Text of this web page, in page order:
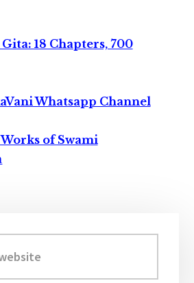
18 Chapters, 700
Whatsapp Channel
of Swami